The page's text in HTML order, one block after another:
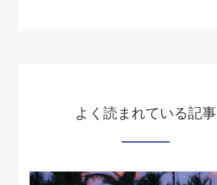
よく読まれている記事